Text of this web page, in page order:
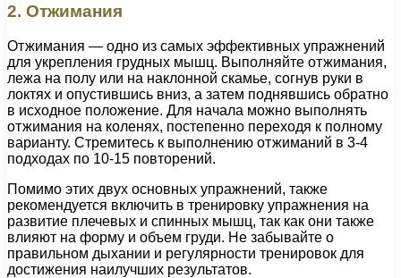
2. Отжимания
Отжимания — одно из самых эффективных упражнений
для укрепления грудных мышц. Выполняйте отжимания,
лежа на полу или на наклонной скамье, согнув руки в
локтях и опустившись вниз, а затем поднявшись обратно
в исходное положение. Для начала можно выполнять
отжимания на коленях, постепенно переходя к полному
варианту. Стремитесь к выполнению отжиманий в 3-4
подходах по 10-15 повторений.
Помимо этих двух основных упражнений, также
рекомендуется включить в тренировку упражнения на
развитие плечевых и спинных мышц, так как они также
влияют на форму и объем груди. Не забывайте о
правильном дыхании и регулярности тренировок для
достижения наилучших результатов.